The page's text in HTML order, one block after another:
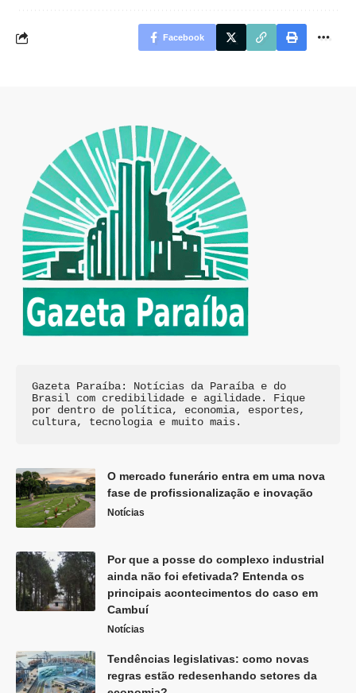
Facebook
Gazeta Paraíba: Notícias da Paraíba e do
Brasil com credibilidade e agilidade. Fique
por dentro de política, economia, esportes,
cultura, tecnologia e muito mais.
O mercado funerário entra em uma nova
fase de profissionalização e inovação
Notícias
Por que a posse do complexo industrial
ainda não foi efetivada? Entenda os
principais acontecimentos do caso em
Cambuí
Notícias
Tendências legislativas: como novas
regras estão redesenhando setores da